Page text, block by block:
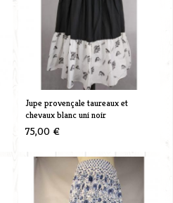
Jupe provençale taureaux et
chevaux blanc uni noir
75,00 €